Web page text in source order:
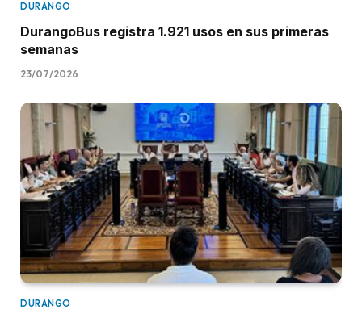
DURANGO
DurangoBus registra 1.921 usos en sus primeras
semanas
23/07/2026
DURANGO